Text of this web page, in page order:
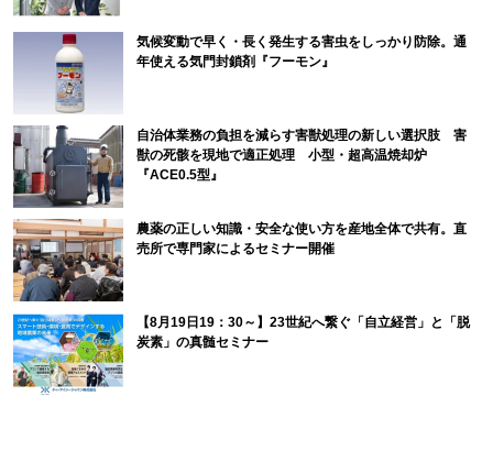
気候変動で早く・長く発生する害虫をしっかり防除。通
年使える気門封鎖剤『フーモン』
自治体業務の負担を減らす害獣処理の新しい選択肢 害
獣の死骸を現地で適正処理 小型・超高温焼却炉
『ACE0.5型』
農薬の正しい知識・安全な使い方を産地全体で共有。直
売所で専門家によるセミナー開催
【8月19日19：30～】23世紀へ繋ぐ「自立経営」と「脱
炭素」の真髄セミナー